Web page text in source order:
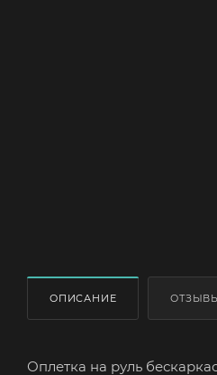
ОПИСАНИЕ
Оплетка на руль